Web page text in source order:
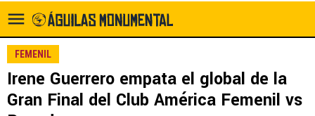
FEMENIL
Irene Guerrero empata el global de la
Gran Final del Club América Femenil vs